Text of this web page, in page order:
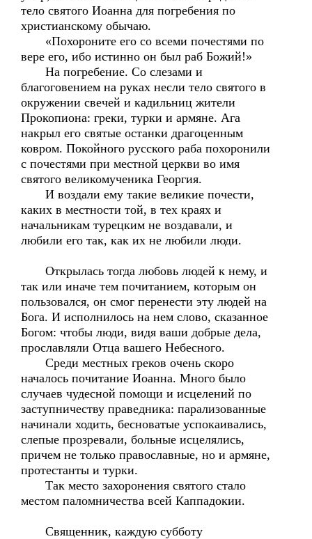
тело святого Иоанна для погребения по
христианскому обычаю.
«Похороните его со всеми почестями по
вере его, ибо истинно он был раб Божий!»
На погребение. Со слезами и
благоговением на руках несли тело святого в
окружении свечей и кадильниц жители
Прокопиона: греки, турки и армяне. Ага
накрыл его святые останки драгоценным
ковром. Покойного русского раба похоронили
с почестями при местной церкви во имя
святого великомученика Георгия.
И воздали ему такие великие почести,
каких в местности той, в тех краях и
начальникам турецким не воздавали, и
любили его так, как их не любили люди.
Открылась тогда любовь людей к нему, и
так или иначе тем почитанием, которым он
пользовался, он смог перенести эту людей на
Бога. И исполнилось на нем слово, сказанное
Богом: чтобы люди, видя ваши добрые дела,
прославляли Отца вашего Небесного.
Среди местных греков очень скоро
началось почитание Иоанна. Много было
случаев чудесной помощи и исцелений по
заступничеству праведника: парализованные
начинали ходить, бесноватые успокаивались,
слепые прозревали, больные исцелялись,
причем не только православные, но и армяне,
протестанты и турки.
Так место захоронения святого стало
местом паломничества всей Каппадокии.
Священник, каждую субботу